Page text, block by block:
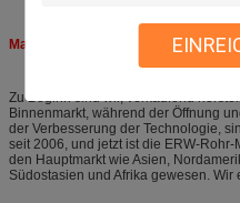
Marktverteilung
Zu Beginn sind wir, verkaufend
Binnenmarkt, während der Öffnung
der Verbesserung der Technologie,
seit 2006, und jetzt ist die ERW-
den Hauptmarkt wie Asien,
Südostasien und Afrika gewesen.